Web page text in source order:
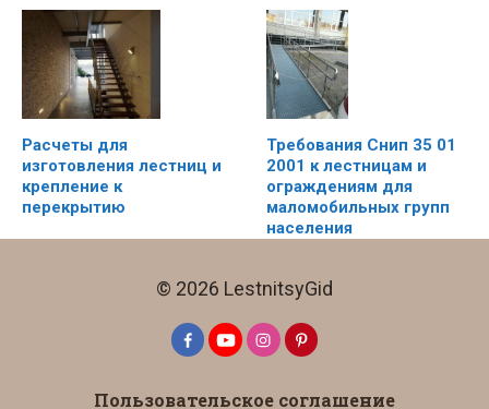
Расчеты для
изготовления лестниц и
крепление к
перекрытию
Требования Снип 35 01
2001 к лестницам и
ограждениям для
маломобильных групп
населения
Материалы для
© 2026 LestnitsyGid
Пользовательское соглашение